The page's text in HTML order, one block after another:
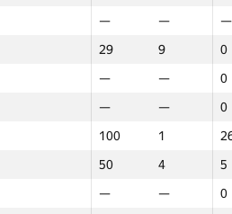
— —
—
29 9
0
— —
0
— —
0
100 1
50 4
5
— —
0
— —
—
29 9
0
— —
0
— —
0
100 1
50 4
5
— —
0